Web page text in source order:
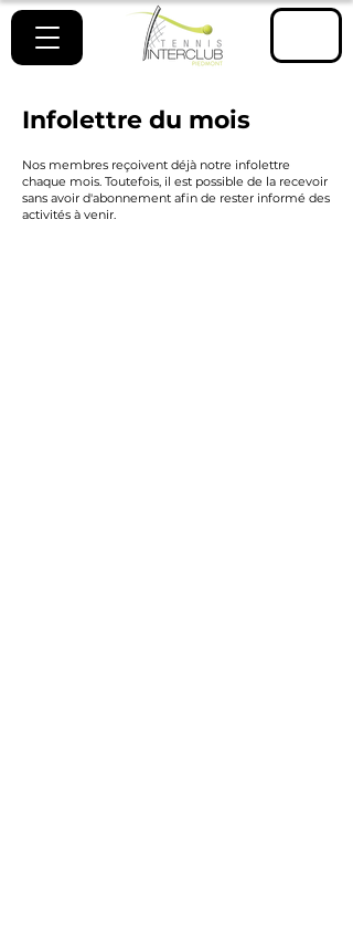
Infolettre du mois
Nos membres reçoivent déjà notre infolettre
chaque mois. Toutefois, il est possible de la recevoir
sans avoir d'abonnement afin de rester informé des
activités à venir.